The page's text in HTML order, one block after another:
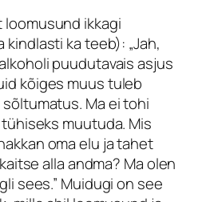
loomusund ikkagi
ka teeb): „Jah,
puudutavais asjus
kõiges muus tuleb
Ma ei tohi
muutuda. Mis
oma elu ja tahet
alla andma? Ma olen
sees.” Muidugi on see